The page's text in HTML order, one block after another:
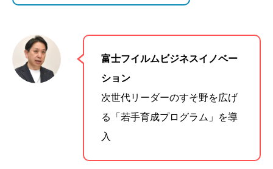
富士フイルムビジネスイノベー
ション
次世代リーダーのすそ野を広げ
る「若手育成プログラム」を導
入